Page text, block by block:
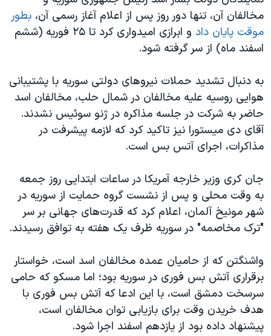
نرگس محمدی برنده جایزه نوبل صلح
همایش محافظه‌کاران آمریکا «سی‌پک»
سفر پرزیدنت ترامپ به چین
مخالفان آن، تنها دور روز پس از اعلام آغاز رسمی آن، بطور
موقت پایان داد
و ابرازی امیدواری کرد تا ۲۵ فوریه (ششم
اسفند ماه) از سر گرفته شود.
به دنبال تشدید حملات نیروهای دولتی سوریه با پشتیبانی
هوایی روسیه علیه مخالفان در شمال حلب، مخالفان اسد
حاضر به شرکت در جلسه مذاکره در ژنو سوئیس نشدند.
آقای دی میستورا نیز تاکید کرد که لازمه پیشرفت در
مذاکرات، اجرای آتس بس است.
جان کری وزیر خارجه آمریکا در ساعات ابتدایی روز جمعه
به وقت محلی و پس از نشست گروه حمایت از سوریه در
شهر مونیخ آلمان، اعلام کرد که قدرت‌های جهانی بر سر
"ترک مخاصمه" در سوریه ظرف یک هفته به توافق رسیدند.
واشنگتن که از حامیان عمده مخالفان اسد است، خواستار
برقراری آتش بس فوری در سوریه بود؛ اما مسکو که حامی
سرسخت دمشق است، با این ادعا که آتش بس فوری با
هدف خریدن وقت برای بازیابی توان مخالفان است،
پیشنهاد داده بود از یازدهم اسفند اجرا شود.